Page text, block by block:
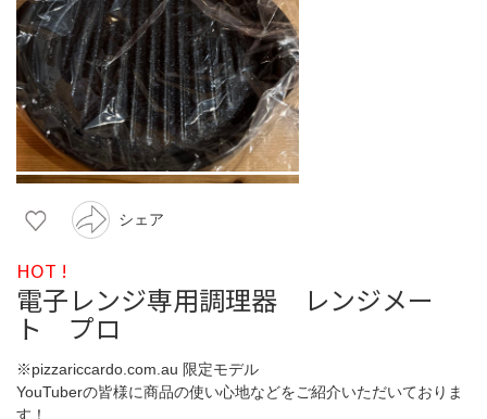
シェア
HOT !
電子レンジ専用調理器 レンジメー
ト プロ
※pizzariccardo.com.au 限定モデル
YouTuberの皆様に商品の使い心地などをご紹介いただいておりま
す！